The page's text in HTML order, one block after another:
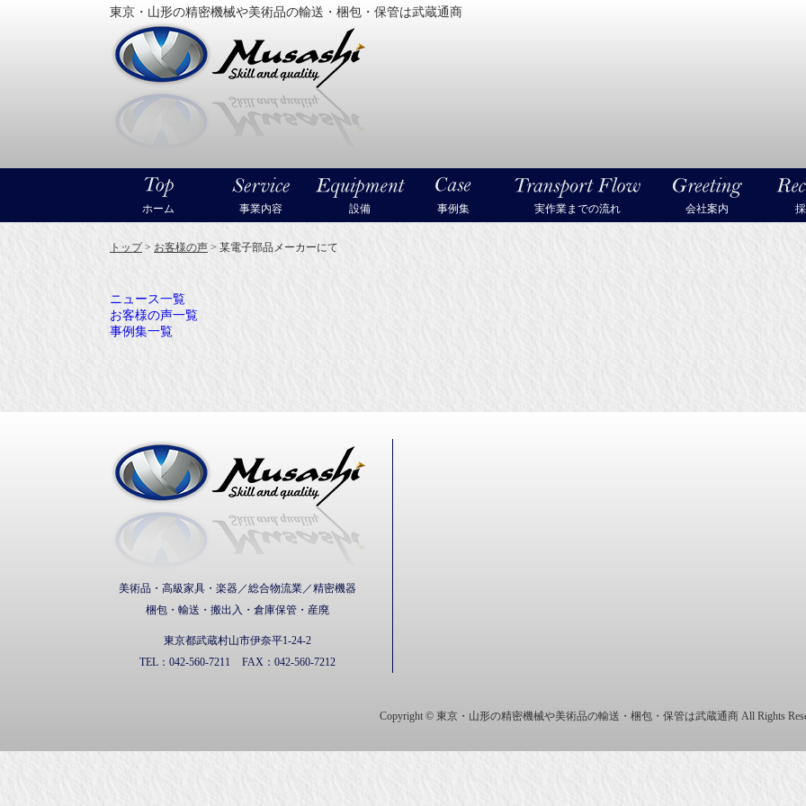
東京・山形の精密機械や美術品の輸送・梱包・保管は武蔵通商
ホーム 事業内容 設備 事例集 実作業までの流れ 会社案内
トップ> お客様の声 > 某電子部品メーカーにて
ニュース一覧
お客様の声一覧
事例集一覧
美術品・高級家具・楽器／総合物流業／精密機器
梱包・輸送・搬出入・倉庫保管・産廃
東京都武蔵村山市伊奈平1-24-2
TEL： 042-560-7211 FAX： 042-560-7212
Copyright © 東京・山形の精密機械や美術品の輸送・梱包・保管は武蔵通商 All Rights